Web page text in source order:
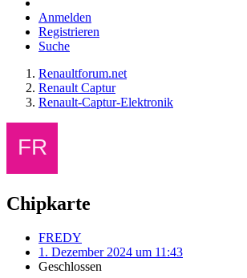
Anmelden
Registrieren
Suche
Renaultforum.net
Renault Captur
Renault-Captur-Elektronik
Chipkarte
FREDY
1. Dezember 2024 um 11:43
Geschlossen